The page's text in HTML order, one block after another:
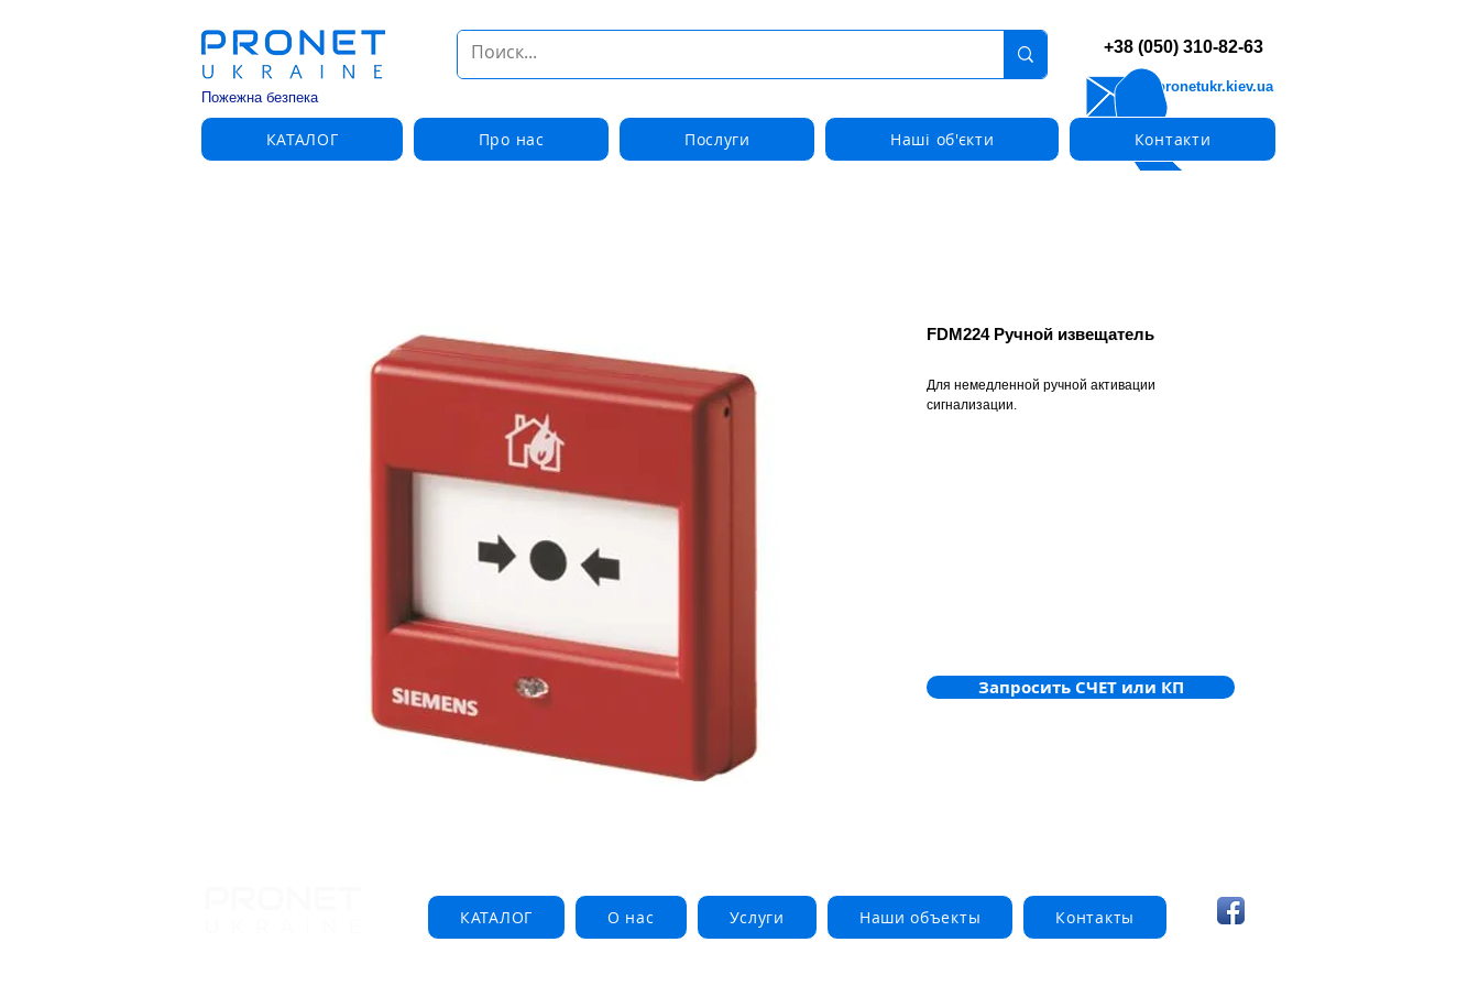
Пожежна безпека
info@pronetukr.kiev.ua
+38 (050) 310-82-63
КАТАЛОГ Про нас Послуги Наші об'єкти Контакти
FDM224 Ручной извещатель
Для немедленной ручной активации
сигнализации.
Запросить СЧЕТ или КП
КАТАЛОГ О нас Услуги Наши объекты Контакты